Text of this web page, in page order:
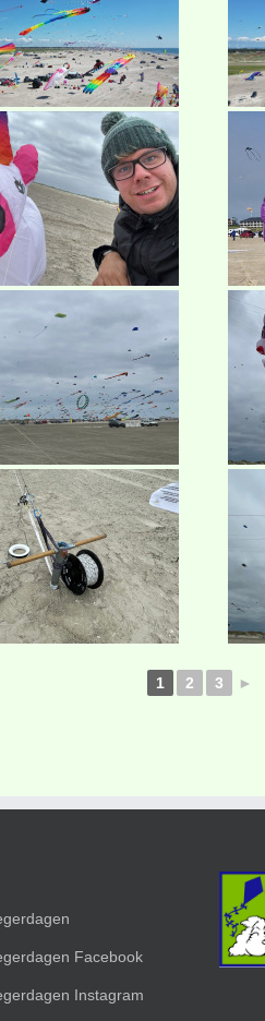
1 2 3 ►
Facebook
Instagram